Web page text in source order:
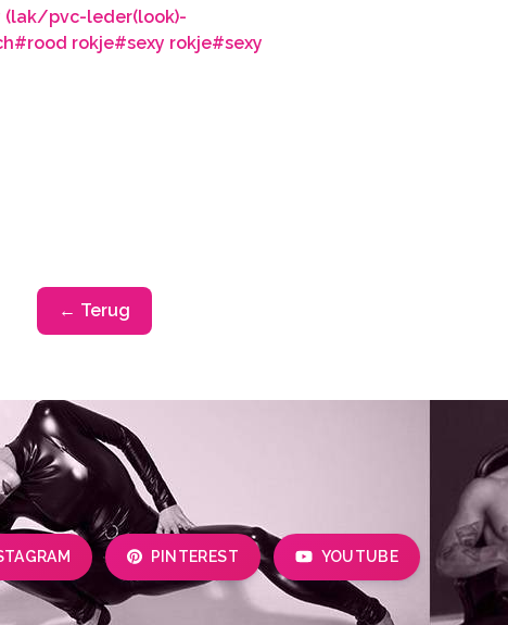
(lak/pvc-leder(look)-
#rood rokje#sexy rokje#sexy
← Terug
PINTEREST YOUTUBE